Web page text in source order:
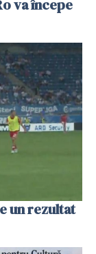
va începe
un rezultat